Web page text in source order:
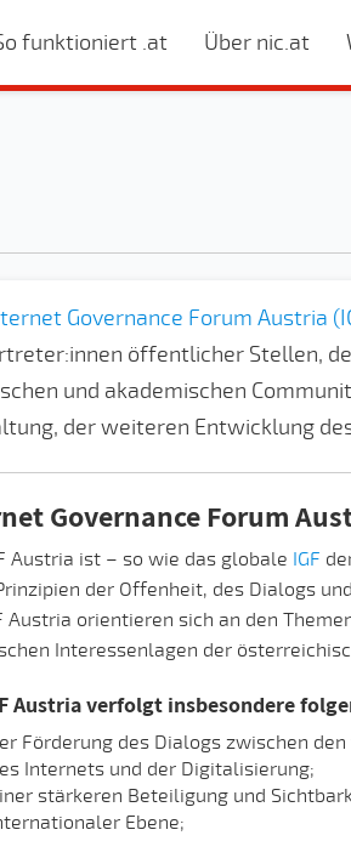
funktioniert .at Über nic.at
Governance Forum Austria
öffentlicher Stellen,
und akademischen
der weiteren Entwicklung
Governance Forum
Austria ist – so wie das globale IGF
der Offenheit, des Dialogs
Austria orientieren sich an den
Interessenlagen der
Austria verfolgt insbesondere
Förderung des Dialogs zwischen
Internets und der Digitalisierung;
stärkeren Beteiligung und
Ebene;